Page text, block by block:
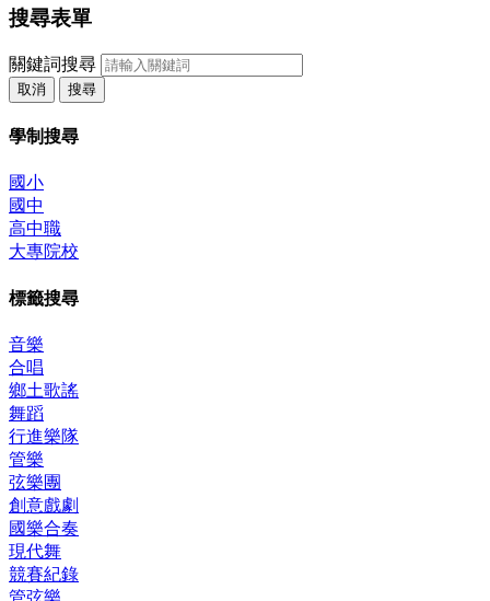
搜尋表單
關鍵詞搜尋
取消 搜尋
學制搜尋
國小
國中
高中職
大專院校
標籤搜尋
音樂
合唱
鄉土歌謠
舞蹈
行進樂隊
管樂
弦樂團
創意戲劇
國樂合奏
現代舞
競賽紀錄
管弦樂